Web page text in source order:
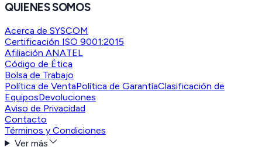
QUIENES SOMOS
Acerca de SYSCOM
Certificación ISO 9001:2015
Afiliación ANATEL
Código de Ética
Bolsa de Trabajo
Política de VentaPolítica de GarantíaClasificación de
EquiposDevoluciones
Aviso de Privacidad
Contacto
Términos y Condiciones
Ver más